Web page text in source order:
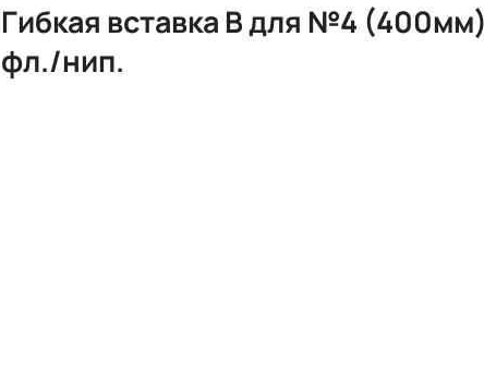
Гибкая вставка В для №4 (400мм)
фл./нип.